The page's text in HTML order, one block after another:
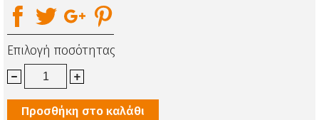
Επιλογή ποσότητας
Προσθήκη στο καλάθι